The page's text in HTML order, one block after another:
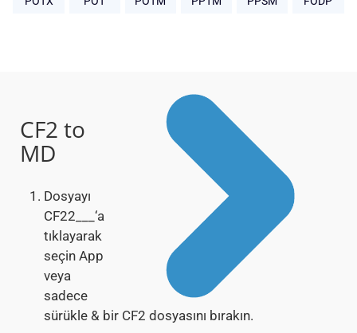
CF2 to
MD
Dosyayı
CF22___‘a
tıklayarak
seçin App
veya
sadece
sürükle & bir CF2 dosyasını bırakın.